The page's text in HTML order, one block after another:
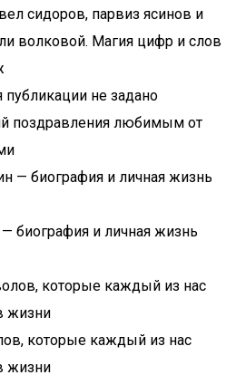
сидоров, парвиз ясинов и
волковой. Магия цифр и слов
поздравления любимым от
биография и личная жизнь
которые каждый из нас
жизни